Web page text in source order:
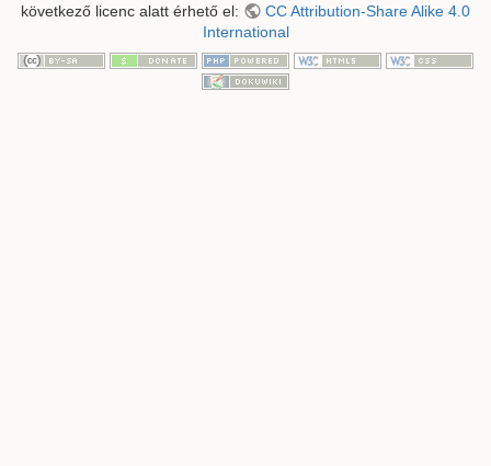
következő licenc alatt érhető el:
CC Attribution-Share Alike 4.0
International